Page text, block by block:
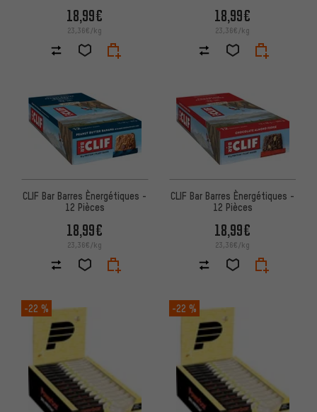
18,99€
23,36€/kg
18,99€
23,36€/kg
CLIF Bar Barres Ènergétiques -
12 Pièces
18,99€
23,36€/kg
CLIF Bar Barres Ènergétiques -
12 Pièces
18,99€
23,36€/kg
-22 % -22 %